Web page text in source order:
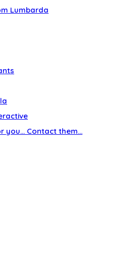
Lumbarda
you… Contact them…